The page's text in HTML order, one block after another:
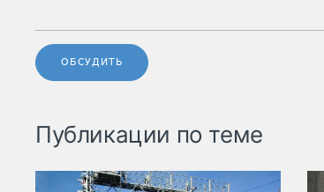
ОБСУДИТЬ
Публикации по теме